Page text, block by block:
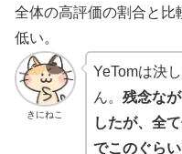
全体の高評価の割合と比
低い。
きにねこ
YeTomは決
ん。 残念な
したが、全
でこのぐら